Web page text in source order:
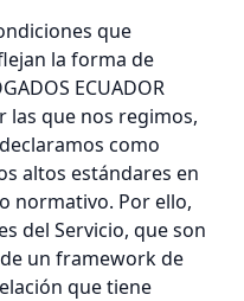
que
la forma de
ECUADOR
las que nos regimos,
como
altos estándares en
normativo. Por ello,
del Servicio, que son
un framework de
que tiene